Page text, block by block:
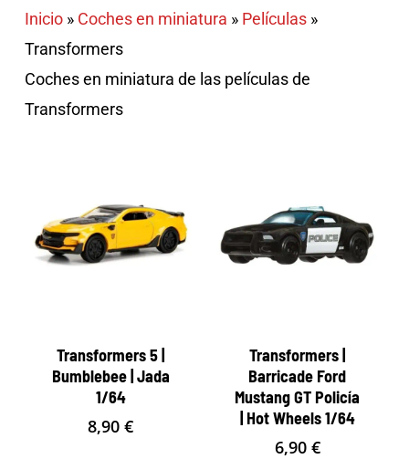
Inicio» Coches en miniatura » Películas»
Transformers
Coches en miniatura de las películas de
Transformers
Transformers 5 |
Bumblebee | Jada
1/64
8,90€
Transformers |
Barricade Ford
Mustang GT Policía
| Hot Wheels 1/64
6,90 €